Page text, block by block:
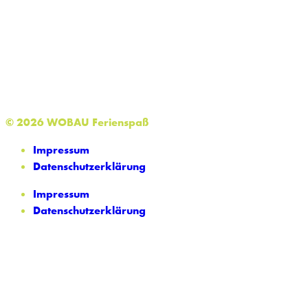
© 2026 WOBAU Ferienspaß
Impressum
Datenschutzerklärung
Impressum
Datenschutzerklärung